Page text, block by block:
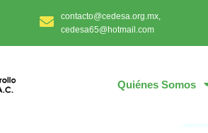
contacto@cedesa.org.mx,
cedesa65@hotmail.com
Quiénes Somos